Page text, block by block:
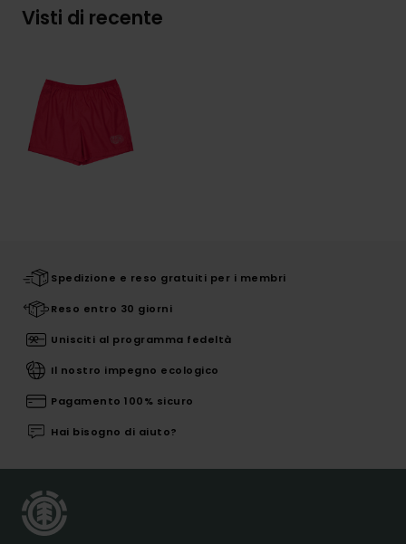
Visti di recente
Spedizione e reso gratuiti per i membri
Reso entro 30 giorni
Unisciti al programma fedeltà
Il nostro impegno ecologico
Pagamento 100% sicuro
Hai bisogno di aiuto?